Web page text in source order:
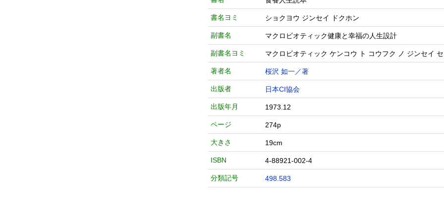
書名ヨミ ショクヨウ ジンセイ ドクホン
副書名 マクロビオティック健康と幸福の人生設計
副書名ヨミ マクロビオティック ケンコウ ト コウフク ノ ジンセイ
著者名 桜沢 如一／著
出版者 日本CI協会
出版年月 1973.12
ページ 274p
大きさ 19cm
ISBN 4-88921-002-4
分類記号 498.583